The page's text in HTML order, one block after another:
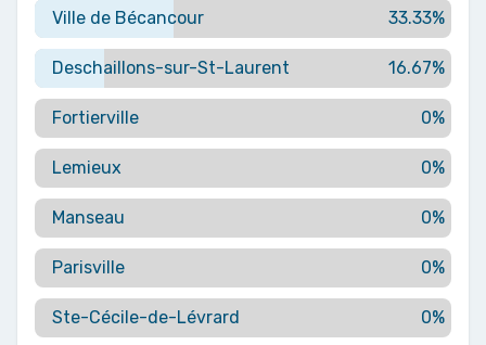
Ville de Bécancour 33.33%
Deschaillons-sur-St-Laurent 16.67%
Fortierville 0%
Lemieux 0%
Manseau 0%
Parisville 0%
Ste-Cécile-de-Lévrard 0%